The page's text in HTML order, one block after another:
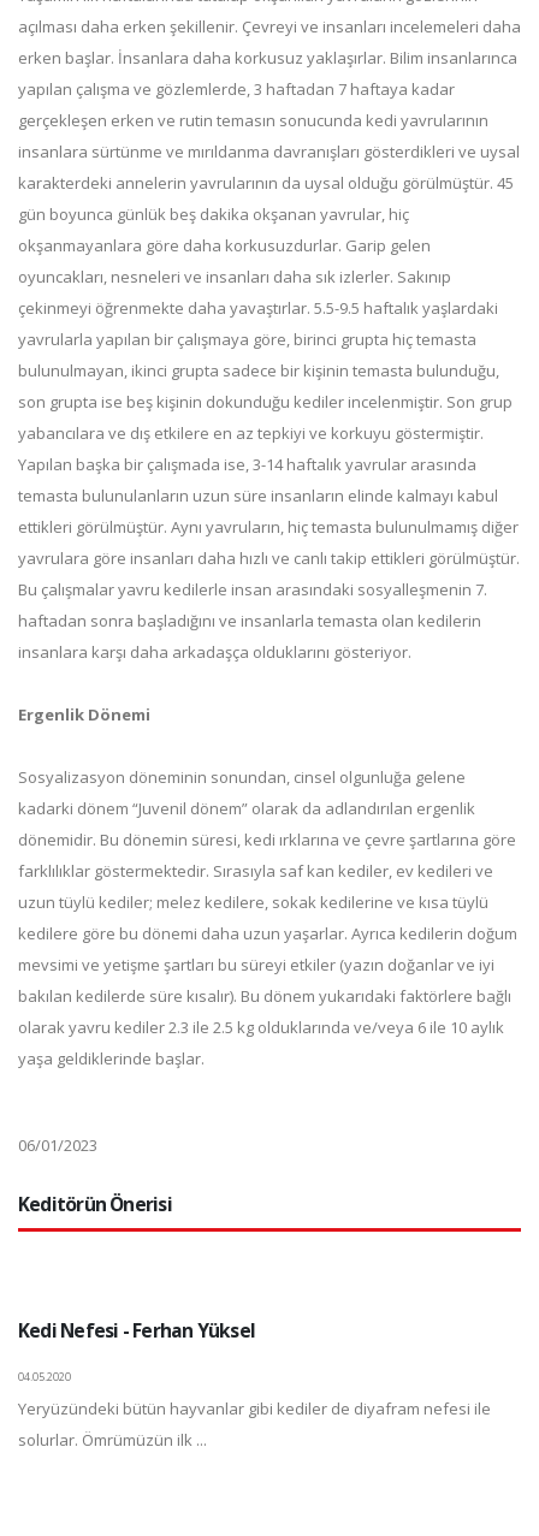
açılması daha erken şekillenir. Çevreyi ve insanları incelemeleri daha
erken başlar. İnsanlara daha korkusuz yaklaşırlar. Bilim insanlarınca
yapılan çalışma ve gözlemlerde, 3 haftadan 7 haftaya kadar
gerçekleşen erken ve rutin temasın sonucunda kedi yavrularının
insanlara sürtünme ve mırıldanma davranışları gösterdikleri ve uysal
karakterdeki annelerin yavrularının da uysal olduğu görülmüştür. 45
gün boyunca günlük beş dakika okşanan yavrular, hiç
okşanmayanlara göre daha korkusuzdurlar. Garip gelen
oyuncakları, nesneleri ve insanları daha sık izlerler. Sakınıp
çekinmeyi öğrenmekte daha yavaştırlar. 5.5-9.5 haftalık yaşlardaki
yavrularla yapılan bir çalışmaya göre, birinci grupta hiç temasta
bulunulmayan, ikinci grupta sadece bir kişinin temasta bulunduğu,
son grupta ise beş kişinin dokunduğu kediler incelenmiştir. Son grup
yabancılara ve dış etkilere en az tepkiyi ve korkuyu göstermiştir.
Yapılan başka bir çalışmada ise, 3-14 haftalık yavrular arasında
temasta bulunulanların uzun süre insanların elinde kalmayı kabul
ettikleri görülmüştür. Aynı yavruların, hiç temasta bulunulmamış diğer
yavrulara göre insanları daha hızlı ve canlı takip ettikleri görülmüştür.
Bu çalışmalar yavru kedilerle insan arasındaki sosyalleşmenin 7.
haftadan sonra başladığını ve insanlarla temasta olan kedilerin
insanlara karşı daha arkadaşça olduklarını gösteriyor.
Ergenlik Dönemi
Sosyalizasyon döneminin sonundan, cinsel olgunluğa gelene
kadarki dönem “Juvenil dönem” olarak da adlandırılan ergenlik
dönemidir. Bu dönemin süresi, kedi ırklarına ve çevre şartlarına göre
farklılıklar göstermektedir. Sırasıyla saf kan kediler, ev kedileri ve
uzun tüylü kediler; melez kedilere, sokak kedilerine ve kısa tüylü
kedilere göre bu dönemi daha uzun yaşarlar. Ayrıca kedilerin doğum
mevsimi ve yetişme şartları bu süreyi etkiler (yazın doğanlar ve iyi
bakılan kedilerde süre kısalır). Bu dönem yukarıdaki faktörlere bağlı
olarak yavru kediler 2.3 ile 2.5 kg olduklarında ve/veya 6 ile 10 aylık
yaşa geldiklerinde başlar.
06/01/2023
Keditörün Önerisi
Kedi Nefesi - Ferhan Yüksel
04.05.2020
Yeryüzündeki bütün hayvanlar gibi kediler de diyafram nefesi ile
solurlar. Ömrümüzün ilk ...